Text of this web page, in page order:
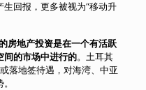
回报，更多被视为“移动升
房地产投资是在一个有活跃
间的市场中进行的。土耳其
落地签待遇，对海湾、中亚